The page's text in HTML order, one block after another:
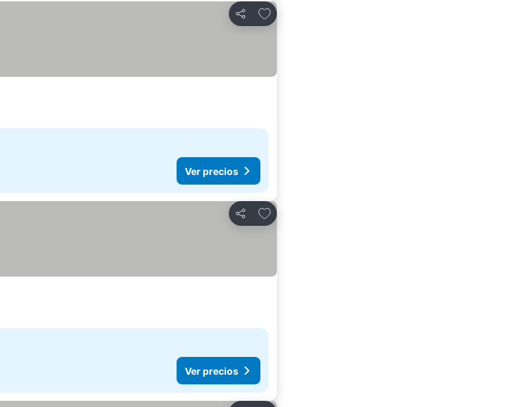
Compartir
Agregar a favoritos
Ver precios
Compartir
Agregar a favoritos
Ver precios